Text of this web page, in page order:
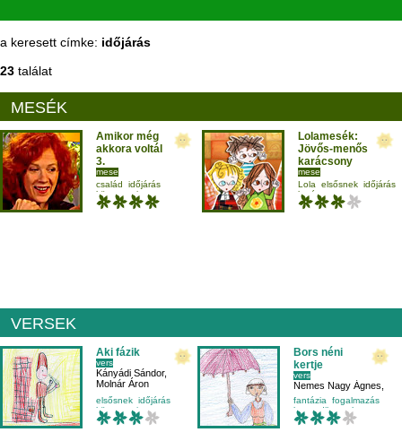
a keresett címke: időjárás
23 találat
MESÉK
Amikor még
akkora voltál
3.
mese
Döbrentey Ildikó
Takács Katalin
család
időjárás
környezetismeret
külső világ-környezet
Lolamesék:
Jövős-menős
karácsony
mese
D.Tóth Kriszta
Lola elsősnek időjárás
karácsony
VERSEK
Aki fázik
vers
Kányádi Sándor,
Molnár Áron
elsősnek időjárás
környezetismeret
külső világ-környezet
Bors néni
kertje
vers
Nemes Nagy Ágnes
Maradi Panna
fantázia
fogalmazás
harmadikosnak
időjárás